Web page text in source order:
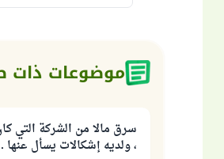
موضوعات ذات
سرق مالا من الشركة التي
، ولديه إشكالات يسأل عنها .